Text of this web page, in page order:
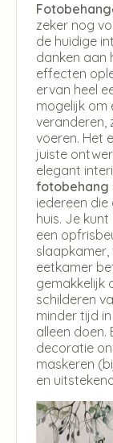
zeker nog
de huidige
danken aan
effecten
ervan heel
mogelijk om
veranderen,
voeren. Het
juiste
elegant
fotobehang
iedereen
huis. Je
een
eetkamer
gemakkelijk
schilderen
minder tijd
alleen doen.
decoratie
maskeren
en